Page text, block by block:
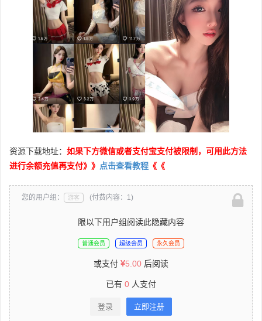
资源下载地址： 如果下方微信或者支付宝支付被限制，可用此方法
进行余额充值再支付》》 点击查看教程 《《
您的用户组： 游客 (付费内容：1)
限以下用户组阅读此隐藏内容
普通会员 超级会员 永久会员
或支付 5.00 后阅读
已有 0 人支付
登录 立即注册